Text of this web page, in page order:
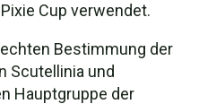
Cup verwendet.
Bestimmung der
Scutellinia und
Hauptgruppe der